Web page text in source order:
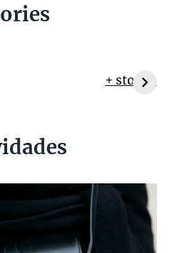
+ stories